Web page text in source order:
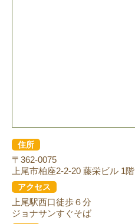
住所
〒362-0075
上尾市柏座2-2-20 藤栄ビル 1階
アクセス
上尾駅西口徒歩６分
ジョナサンすぐそば